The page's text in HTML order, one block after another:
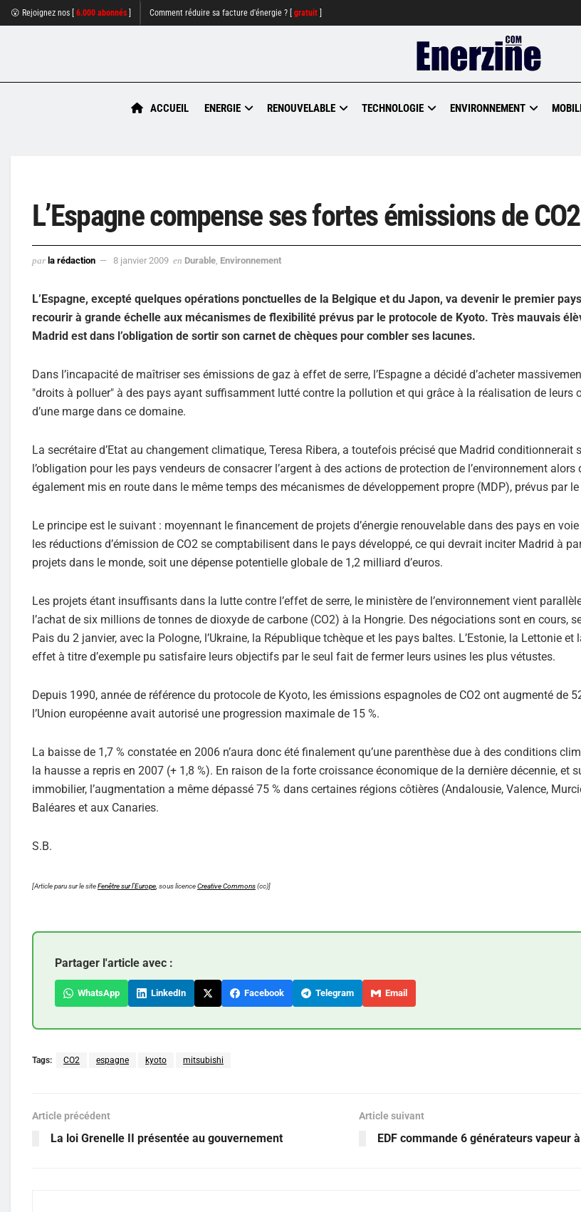
😮 Rejoignez nos [ 6.000 abonnés Comment réduire sa facture d'énergie ? [ gratuit
ACCUEIL ENERGIE RENOUVELABLE TECHNOLOGIE ENVIRONNEMENT
L’Espagne compense ses fortes émissions de CO2
par la rédaction 8 janvier 2009 en Durable Environnement
L’Espagne, excepté quelques opérations ponctuelles de la Belgique et du Japon, va devenir le premier
recourir à grande échelle aux mécanismes de flexibilité prévus par le protocole de Kyoto. Très mauvais
Madrid est dans l’obligation de sortir son carnet de chèques pour combler ses lacunes.
Dans l’incapacité de maîtriser ses émissions de gaz à effet de serre, l’Espagne a décidé d’acheter
"droits à polluer" à des pays ayant suffisamment lutté contre la pollution et qui grâce à la réalisation de leurs
d’une marge dans ce domaine.
La secrétaire d’Etat au changement climatique, Teresa Ribera, a toutefois précisé que Madrid conditionnerait
l’obligation pour les pays vendeurs de consacrer l’argent à des actions de protection de l’environnement alors
également mis en route dans le même temps des mécanismes de développement propre (MDP), prévus par
Le principe est le suivant : moyennant le financement de projets d’énergie renouvelable dans des pays en
les réductions d’émission de CO2 se comptabilisent dans le pays développé, ce qui devrait inciter Madrid à
projets dans le monde, soit une dépense potentielle globale de 1,2 milliard d’euros.
Les projets étant insuffisants dans la lutte contre l’effet de serre, le ministère de l’environnement vient
l’achat de six millions de tonnes de dioxyde de carbone (CO2) à la Hongrie. Des négociations sont en cours,
Pais du 2 janvier, avec la Pologne, l’Ukraine, la République tchèque et les pays baltes. L’Estonie, la Lettonie et
effet à titre d’exemple pu satisfaire leurs objectifs par le seul fait de fermer leurs usines les plus vétustes.
Depuis 1990, année de référence du protocole de Kyoto, les émissions espagnoles de CO2 ont augmenté de
l’Union européenne avait autorisé une progression maximale de 15 %.
La baisse de 1,7 % constatée en 2006 n’aura donc été finalement qu’une parenthèse due à des conditions
la hausse a repris en 2007 (+ 1,8 %). En raison de la forte croissance économique de la dernière décennie, et
immobilier, l’augmentation a même dépassé 75 % dans certaines régions côtières (Andalousie, Valence,
Baléares et aux Canaries.
S.B.
[Article paru sur le siteFenêtre sur l’Europe , sous licenceCreative Commons(cc)]
Partager l'article avec :
WhatsApp LinkedIn Facebook Telegram Email
Tags: CO2 espagne kyoto mitsubishi
Article précédent
La loi Grenelle II présentée au gouvernement
Article suivant
EDF commande 6 générateurs vapeur